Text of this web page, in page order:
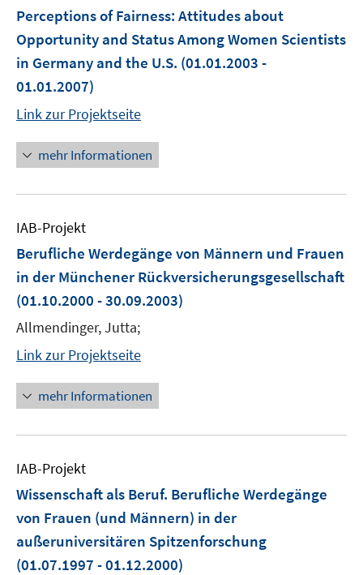
Perceptions of Fairness: Attitudes about
Opportunity and Status Among Women Scientists
in Germany and the U.S. (01.01.2003 -
01.01.2007)
Link zur Projektseite
mehr Informationen
IAB-Projekt
Berufliche Werdegänge von Männern und Frauen
in der Münchener Rückversicherungsgesellschaft
(01.10.2000 - 30.09.2003)
Allmendinger, Jutta;
Link zur Projektseite
mehr Informationen
IAB-Projekt
Wissenschaft als Beruf. Berufliche Werdegänge
von Frauen (und Männern) in der
außeruniversitären Spitzenforschung
(01.07.1997 - 01.12.2000)